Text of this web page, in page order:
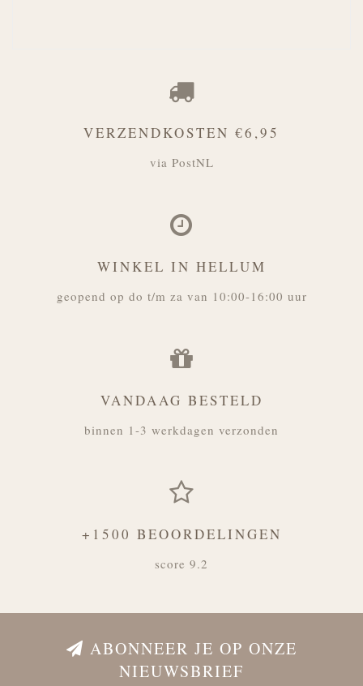
VERZENDKOSTEN €6,95
via PostNL
WINKEL IN HELLUM
geopend op do t/m za van 10:00-16:00 uur
VANDAAG BESTELD
binnen 1-3 werkdagen verzonden
+1500 BEOORDELINGEN
score 9.2
ABONNEER JE OP ONZE
NIEUWSBRIEF